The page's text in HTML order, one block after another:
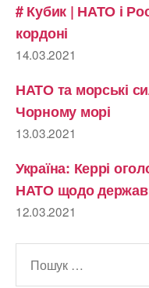
# Кубик | НАТО і
кордоні
14.03.2021
НАТО та морські
Чорному морі
13.03.2021
Україна: Керрі
НАТО щодо
12.03.2021